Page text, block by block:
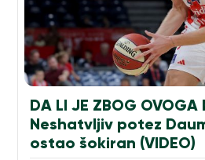
DA LI JE ZBOG OVOGA
Neshatvljiv potez
ostao šokiran (VIDEO)